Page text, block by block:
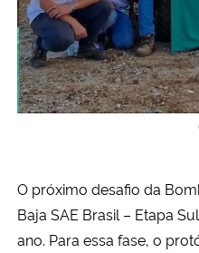
O próximo desafio da
Baja SAE Brasil – Etapa
ano. Para essa fase, o